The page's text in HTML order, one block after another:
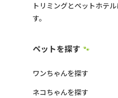
トリミングとペットホテ
す。
ペットを探す 🐾
ワンちゃんを探す
ネコちゃんを探す